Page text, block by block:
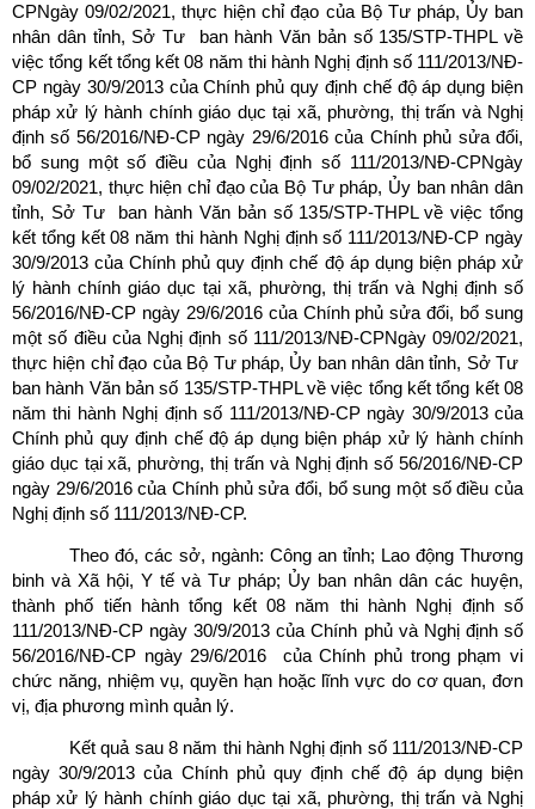
CPNgày 09/02/2021, thực hiện chỉ đạo của Bộ Tư pháp, Ủy ban
nhân dân tỉnh, Sở Tư ban hành Văn bản số 135/STP-THPL về
việc tổng kết tổng kết 08 năm thi hành Nghị định số 111/2013/NĐ-
CP ngày 30/9/2013 của Chính phủ quy định chế độ áp dụng biện
pháp xử lý hành chính giáo dục tại xã, phường, thị trấn và Nghị
định số 56/2016/NĐ-CP ngày 29/6/2016 của Chính phủ sửa đổi,
bổ sung một số điều của Nghị định số 111/2013/NĐ-CPNgày
09/02/2021, thực hiện chỉ đạo của Bộ Tư pháp, Ủy ban nhân dân
tỉnh, Sở Tư ban hành Văn bản số 135/STP-THPL về việc tổng
kết tổng kết 08 năm thi hành Nghị định số 111/2013/NĐ-CP ngày
30/9/2013 của Chính phủ quy định chế độ áp dụng biện pháp xử
lý hành chính giáo dục tại xã, phường, thị trấn và Nghị định số
56/2016/NĐ-CP ngày 29/6/2016 của Chính phủ sửa đổi, bổ sung
một số điều của Nghị định số 111/2013/NĐ-CPNgày 09/02/2021,
thực hiện chỉ đạo của Bộ Tư pháp, Ủy ban nhân dân tỉnh, Sở Tư
ban hành Văn bản số 135/STP-THPL về việc tổng kết tổng kết 08
năm thi hành Nghị định số 111/2013/NĐ-CP ngày 30/9/2013 của
Chính phủ quy định chế độ áp dụng biện pháp xử lý hành chính
giáo dục tại xã, phường, thị trấn và Nghị định số 56/2016/NĐ-CP
ngày 29/6/2016 của Chính phủ sửa đổi, bổ sung một số điều của
Nghị định số 111/2013/NĐ-CP.
Theo đó, các sở, ngành: Công an tỉnh; Lao động Thương
binh và Xã hội, Y tế và Tư pháp; Ủy ban nhân dân các huyện,
thành phố tiến hành tổng kết 08 năm thi hành Nghị định số
111/2013/NĐ-CP ngày 30/9/2013 của Chính phủ và Nghị định số
56/2016/NĐ-CP ngày 29/6/2016 của Chính phủ trong phạm vi
chức năng, nhiệm vụ, quyền hạn hoặc lĩnh vực do cơ quan, đơn
vị, địa phương mình quản lý.
Kết quả sau 8 năm thi hành Nghị định số 111/2013/NĐ-CP
ngày 30/9/2013 của Chính phủ quy định chế độ áp dụng biện
pháp xử lý hành chính giáo dục tại xã, phường, thị trấn và Nghị